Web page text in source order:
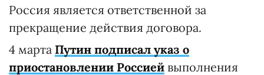
Россия является ответственной за
прекращение действия договора.
4 марта Путин подписал указ о
приостановлении Россией выполнения